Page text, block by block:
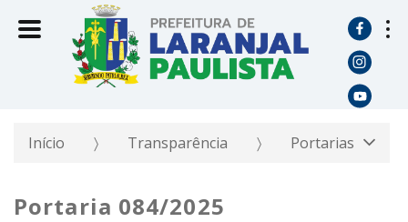
Início Transparência Portarias
Portaria 084/2025